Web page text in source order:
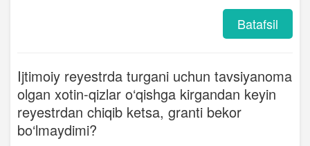
Batafsil
Ijtimoiy reyestrda turgani uchun tavsiyanoma
olgan xotin-qizlar o‘qishga kirgandan keyin
reyestrdan chiqib ketsa, granti bekor
bo‘lmaydimi?